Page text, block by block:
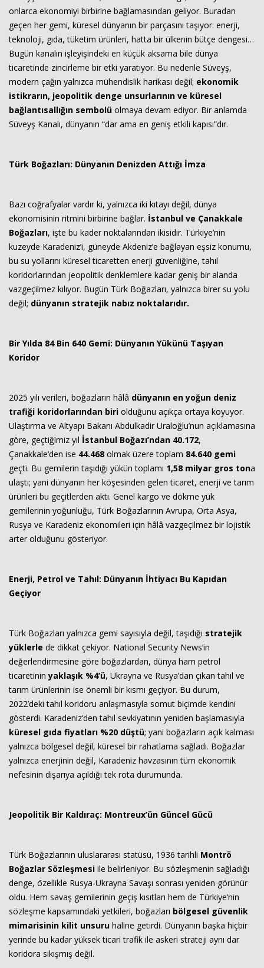
onlarca ekonomiyi birbirine bağlamasından geliyor. Buradan
geçen her gemi, küresel dünyanın bir parçasını taşıyor: enerji,
teknoloji, gıda, tüketim ürünleri, hatta bir ülkenin bütçe dengesi…
Bugün kanalın işleyişindeki en küçük aksama bile dünya
ticaretinde zincirleme bir etki yaratıyor. Bu nedenle Süveyş,
modern çağın yalnızca mühendislik harikası değil; ekonomik
istikrarın, jeopolitik denge unsurlarının ve küresel
bağlantısallığın sembolü olmaya devam ediyor. Bir anlamda
Süveyş Kanalı, dünyanın “dar ama en geniş etkili kapısı”dır.
Türk Boğazları: Dünyanın Denizden Attığı İmza
Bazı coğrafyalar vardır ki, yalnızca iki kıtayı değil, dünya
ekonomisinin ritmini birbirine bağlar. İstanbul ve Çanakkale
Boğazları, işte bu kader noktalarından ikisidir. Türkiye’nin
kuzeyde Karadeniz’i, güneyde Akdeniz’e bağlayan eşsiz konumu,
bu su yollarını küresel ticaretten enerji güvenliğine, tahıl
koridorlarından jeopolitik denklemlere kadar geniş bir alanda
vazgeçilmez kılıyor. Bugün Türk Boğazları, yalnızca birer su yolu
değil; dünyanın stratejik nabız noktalarıdır.
Bir Yılda 84 Bin 640 Gemi: Dünyanın Yükünü Taşıyan
Koridor
2025 yılı verileri, boğazların hâlâ dünyanın en yoğun deniz
trafiği koridorlarından biri olduğunu açıkça ortaya koyuyor.
Ulaştırma ve Altyapı Bakanı Abdulkadir Uraloğlu’nun açıklamasına
göre, geçtiğimiz yıl İstanbul Boğazı’ndan 40.172,
Çanakkale’den ise 44.468 olmak üzere toplam 84.640 gemi
geçti. Bu gemilerin taşıdığı yükün toplamı 1,58 milyar gros tona
ulaştı; yani dünyanın her köşesinden gelen ticaret, enerji ve tarım
ürünleri bu geçitlerden aktı. Genel kargo ve dökme yük
gemilerinin yoğunluğu, Türk Boğazlarının Avrupa, Orta Asya,
Rusya ve Karadeniz ekonomileri için hâlâ vazgeçilmez bir lojistik
arter olduğunu gösteriyor.
Enerji, Petrol ve Tahıl: Dünyanın İhtiyacı Bu Kapıdan
Geçiyor
Türk Boğazları yalnızca gemi sayısıyla değil, taşıdığı stratejik
yüklerle de dikkat çekiyor. National Security News’in
değerlendirmesine göre boğazlardan, dünya ham petrol
ticaretininyaklaşık %4’ü, Ukrayna ve Rusya’dan çıkan tahıl ve
tarım ürünlerinin ise önemli bir kısmı geçiyor. Bu durum,
2022’deki tahıl koridoru anlaşmasıyla somut biçimde kendini
gösterdi. Karadeniz’den tahıl sevkiyatının yeniden başlamasıyla
küresel gıda fiyatları %20 düştü; yani boğazların açık kalması
yalnızca bölgesel değil, küresel bir rahatlama sağladı. Boğazlar
yalnızca enerjinin değil, Karadeniz havzasının tüm ekonomik
nefesinin dışarıya açıldığı tek rota durumunda.
Jeopolitik Bir Kaldıraç: Montreux’ün Güncel Gücü
Türk Boğazlarının uluslararası statüsü, 1936 tarihli Montrö
Boğazlar Sözleşmesi ile belirleniyor. Bu sözleşmenin sağladığı
denge, özellikle Rusya-Ukrayna Savaşı sonrası yeniden görünür
oldu. Hem savaş gemilerinin geçiş kısıtları hem de Türkiye’nin
sözleşme kapsamındaki yetkileri, boğazları bölgesel güvenlik
mimarisinin kilit unsuru haline getirdi. Dünyanın başka hiçbir
yerinde bu kadar yüksek ticari trafik ile askeri strateji aynı dar
koridora sıkışmış değil.